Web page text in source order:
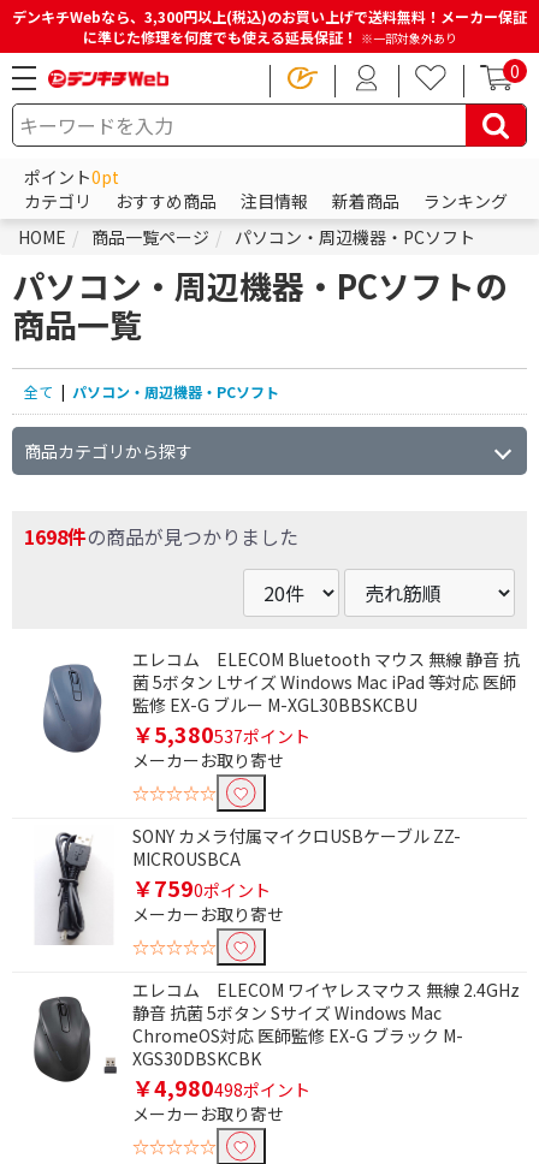
デンキチWebなら、3,300円以上(税込)のお買い上げで送料無料！メーカー保証
に準じた修理を何度でも使える延長保証！ ※一部対象外あり
0
ポイント0pt
カテゴリ
おすすめ商品 注目情報 新着商品
ランキング
HOME
商品一覧ページ パソコン・周辺機器・PCソフト
パソコン・周辺機器・PCソフトの
商品一覧
全て | パソコン・周辺機器・PCソフト
商品カテゴリから探す
1698件の商品が見つかりました
エレコム ELECOM Bluetooth マウス 無線 静音 抗
菌 5ボタン Lサイズ Windows Mac iPad 等対応 医師
監修 EX-G ブルー M-XGL30BBSKCBU
￥5,380537ポイント
メーカーお取り寄せ
☆☆☆☆☆
SONY カメラ付属マイクロUSBケーブル ZZ-
MICROUSBCA
￥7590ポイント
メーカーお取り寄せ
☆☆☆☆☆
エレコム ELECOM ワイヤレスマウス 無線 2.4GHz
静音 抗菌 5ボタン Sサイズ Windows Mac
ChromeOS対応 医師監修 EX-G ブラック M-
XGS30DBSKCBK
￥4,980498ポイント
メーカーお取り寄せ
☆☆☆☆☆